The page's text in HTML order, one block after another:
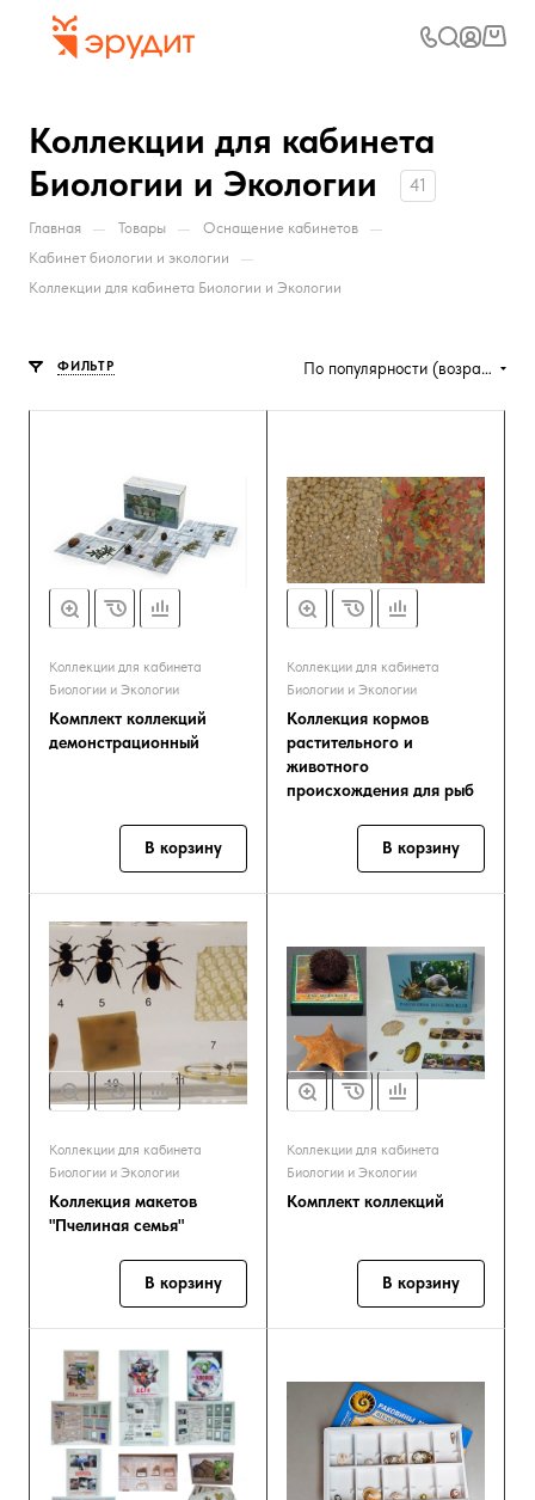
Коллекции для кабинета
Биологии и Экологии
41
Главная — Товары — Оснащение кабинетов —
Кабинет биологии и экологии —
Коллекции для кабинета Биологии и Экологии
ФИЛЬТР По популярности (возрастание)
Коллекции для кабинета
Биологии и Экологии
Комплект коллекций
демонстрационный
В корзину
Коллекции для кабинета
Биологии и Экологии
Коллекция кормов
растительного и
животного
происхождения для рыб
В корзину
Коллекции для кабинета
Биологии и Экологии
Коллекция макетов
"Пчелиная семья"
В корзину
Коллекции для кабинета
Биологии и Экологии
Комплект коллекций
В корзину